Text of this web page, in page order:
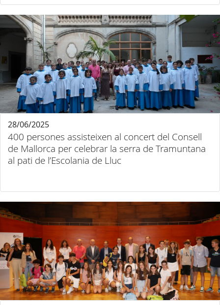
400 persones assisteixen al concert del Consell
de Mallorca per celebrar la serra de Tramuntana
al pati de l’Escolania de Lluc
28/06/2025